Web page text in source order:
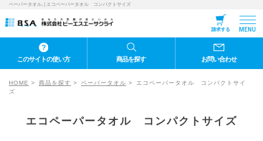
ペーパータオル, | エコペーパータオル コンパクトサイズ
請求する MENU
このサイトの使い方 商品を探す お問い合わせ
HOME 商品を探す ペーパータオル
エコペーパータオル コンパクトサイ
ズ
エコペーパータオル コンパクトサイズ